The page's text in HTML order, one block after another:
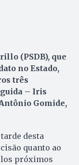
(PSDB), que
no Estado,
três
– Iris
Gomide,
desta
quanto ao
próximos